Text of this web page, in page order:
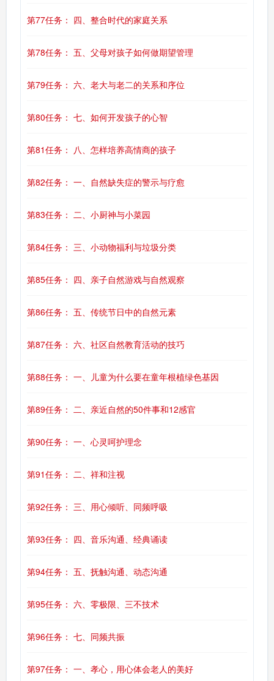
第77任务： 四、整合时代的家庭关系
第78任务： 五、父母对孩子如何做期望管理
第79任务： 六、老大与老二的关系和序位
第80任务： 七、如何开发孩子的心智
第81任务： 八、怎样培养高情商的孩子
第82任务： 一、自然缺失症的警示与疗愈
第83任务： 二、小厨神与小菜园
第84任务： 三、小动物福利与垃圾分类
第85任务： 四、亲子自然游戏与自然观察
第86任务： 五、传统节日中的自然元素
第87任务： 六、社区自然教育活动的技巧
第88任务： 一、儿童为什么要在童年根植绿色基因
第89任务： 二、亲近自然的50件事和12感官
第90任务： 一、心灵呵护理念
第91任务： 二、祥和注视
第92任务： 三、用心倾听、同频呼吸
第93任务： 四、音乐沟通、经典诵读
第94任务： 五、抚触沟通、动态沟通
第95任务： 六、零极限、三不技术
第96任务： 七、同频共振
第97任务： 一、孝心，用心体会老人的美好